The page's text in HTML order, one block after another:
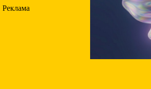
Реклама